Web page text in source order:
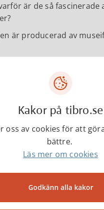
är de så fascinerade
är producerad av
sommaröppettider.
är en del i Sommar i
Kakor på tibro.se
oss av cookies för att
bättre.
Läs mer om cookies
Godkänn alla kakor